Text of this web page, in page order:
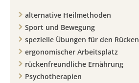
alternative Heilmethoden
Sport und Bewegung
spezielle Übungen für den Rücken
ergonomischer Arbeitsplatz
rückenfreundliche Ernährung
Psychotherapien